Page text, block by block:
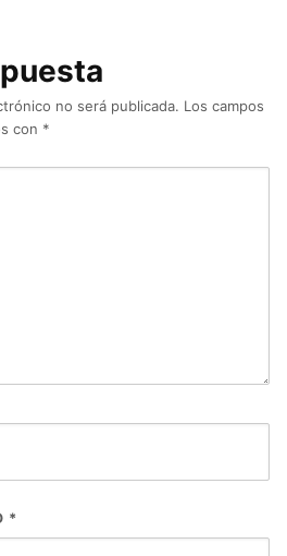
no será publicada. Los campos
con *
*